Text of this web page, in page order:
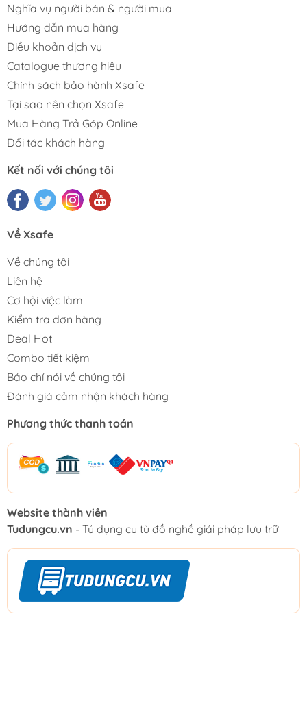
Nghĩa vụ người bán & người mua
Hướng dẫn mua hàng
Điều khoản dịch vụ
Catalogue thương hiệu
Chính sách bảo hành Xsafe
Tại sao nên chọn Xsafe
Mua Hàng Trả Góp Online
Đối tác khách hàng
Kết nối với chúng tôi
Về Xsafe
Về chúng tôi
Liên hệ
Cơ hội việc làm
Kiểm tra đơn hàng
Deal Hot
Combo tiết kiệm
Báo chí nói về chúng tôi
Đánh giá cảm nhận khách hàng
Phương thức thanh toán
Website thành viên
Tudungcu.vn - Tủ dụng cụ tủ đồ nghề giải pháp lưu trữ